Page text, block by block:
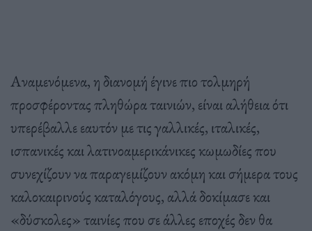
Αναμενόμενα, η διανομή έγινε πιο τολμηρή
προσφέροντας πληθώρα ταινιών, είναι αλήθεια ότι
υπερέβαλλε εαυτόν με τις γαλλικές, ιταλικές,
ισπανικές και λατινοαμερικάνικες κωμωδίες που
συνεχίζουν να παραγεμίζουν ακόμη και σήμερα τους
καλοκαιρινούς καταλόγους, αλλά δοκίμασε και
«δύσκολες» ταινίες που σε άλλες εποχές δεν θα